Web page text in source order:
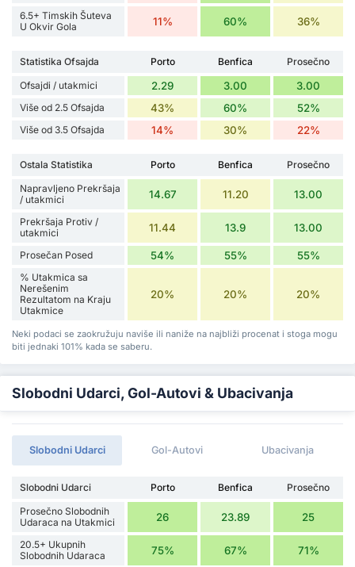
6.5+ Timskih Šuteva
U Okvir Gola
11% 60% 36%
Statistika Ofsajda Porto Benfica
Prosečno
Ofsajdi / utakmici
2.29 3.00 3.00
Više od 2.5 Ofsajda 43% 60% 52%
Više od 3.5 Ofsajda 14% 30% 22%
Ostala Statistika Porto Benfica
Prosečno
Napravljeno Prekršaja
/ utakmici
14.67 11.20 13.00
Prekršaja Protiv /
utakmici
11.44 13.9 13.00
Prosečan Posed 54% 55% 55%
% Utakmica sa
Nerešenim
Rezultatom na Kraju
Utakmice
20% 20% 20%
Neki podaci se zaokružuju naviše ili naniže na najbliži procenat i stoga mogu
biti jednaki 101% kada se saberu.
Slobodni Udarci, Gol-Autovi & Ubacivanja
Slobodni Udarci Gol-Autovi Ubacivanja
Slobodni Udarci Porto Benfica
Prosečno
Prosečno Slobodnih
Udaraca na Utakmici
26 23.89 25
20.5+ Ukupnih
Slobodnih Udaraca
75% 67% 71%